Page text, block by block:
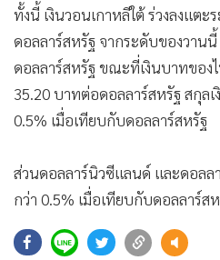
ทั้งนี้ เงินวอนเกาหลีใต้ ร่วงลงแต
ดอลลาร์สหรัฐ จากระดับของวาน
ดอลลาร์สหรัฐ ขณะที่เงินบาทของ
35.20 บาทต่อดอลลาร์สหรัฐ สกุล
0.5% เมื่อเทียบกับดอลลาร์สหรัฐ
ส่วนดอลลาร์นิวซีแลนด์ และดอลล
กว่า 0.5% เมื่อเทียบกับดอลลาร์ส